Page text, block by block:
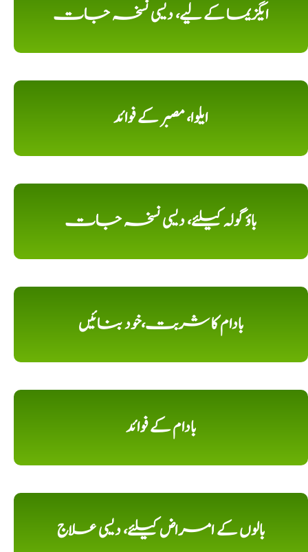
ایگزیما کے لیے، دیسی نسخہ جات
ایلوا، مصبر کے فوائد
باؤ گولہ کیلئے، دیسی نسخہ جات
بادام کا شربت،خود بنائیں
بادام کے فوائد
بالوں کے امراض کیلئے، دیسی علاج